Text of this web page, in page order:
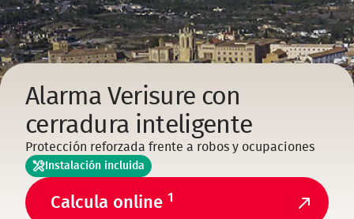
Alarma Verisure con
cerradura inteligente
Protección reforzada frente a robos y ocupaciones
Instalación incluida
Calcula online 1